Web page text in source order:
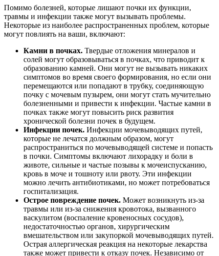
Помимо болезней, которые лишают почки их функции,
травмы и инфекции также могут вызывать проблемы.
Некоторые из наиболее распространенных проблем, которые
могут повлиять на ваши, включают:
Камни в почках. Твердые отложения минералов и
солей могут образовываться в почках, что приводит к
образованию камней. Они могут не вызывать никаких
симптомов во время своего формирования, но если они
перемещаются или попадают в трубку, соединяющую
почку с мочевым пузырем, они могут стать мучительно
болезненными и привести к инфекции. Частые камни в
почках также могут повысить риск развития
хронической болезни почек в будущем.
Инфекции почек. Инфекции мочевыводящих путей,
которые не лечатся должным образом, могут
распространиться по мочевыводящей системе и попасть
в почки. Симптомы включают лихорадку и боли в
животе, сильные и частые позывы к мочеиспусканию,
кровь в моче и тошноту или рвоту. Эти инфекции
можно лечить антибиотиками, но может потребоваться
госпитализация.
Острое повреждение почек. Может возникнуть из-за
травмы или из-за снижения кровотока, вызванного
васкулитом (воспаление кровеносных сосудов),
недостаточностью органов, хирургическим
вмешательством или закупоркой мочевыводящих путей.
Острая аллергическая реакция на некоторые лекарства
также может привести к отказу почек. Независимо от